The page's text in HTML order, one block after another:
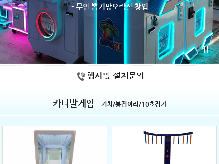
- 무인 뽑기방오락실 창업
행사및 설치문의
카니발게임 - 가챠/봉잡아라/10초잡기